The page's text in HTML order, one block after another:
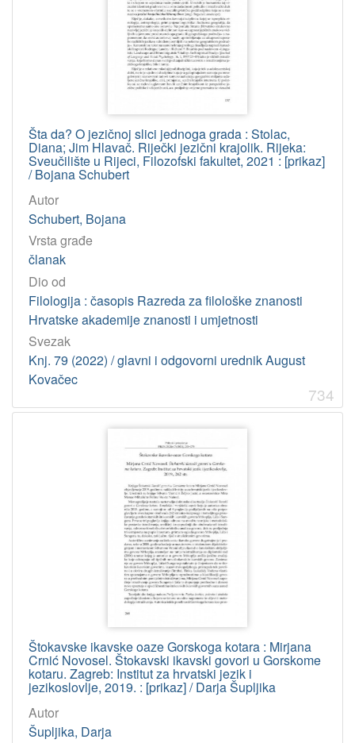
Šta da? O jezičnoj slici jednoga grada : Stolac,
Diana; Jim Hlavač. Riječki jezični krajolik. Rijeka:
Sveučilište u Rijeci, Filozofski fakultet, 2021 : [prikaz]
/ Bojana Schubert
Autor
Schubert, Bojana
Vrsta građe
članak
Dio od
Filologija : časopis Razreda za filološke znanosti
Hrvatske akademije znanosti i umjetnosti
Svezak
Knj. 79 (2022) / glavni i odgovorni urednik August
Kovačec
734
Štokavske ikavske oaze Gorskoga kotara : Mirjana
Crnić Novosel. Štokavski ikavski govori u Gorskome
kotaru. Zagreb: Institut za hrvatski jezik i
jezikoslovlje, 2019. : [prikaz] / Darja Šupljika
Autor
Šupljika, Darja